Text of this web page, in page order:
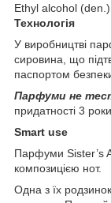
Ethyl alcohol
Технологія
У виробництві
сировина, що
паспортом
Парфуми не
придатності 3
Smart use
Парфуми Sister’s
композицією нот.
Одна з їх